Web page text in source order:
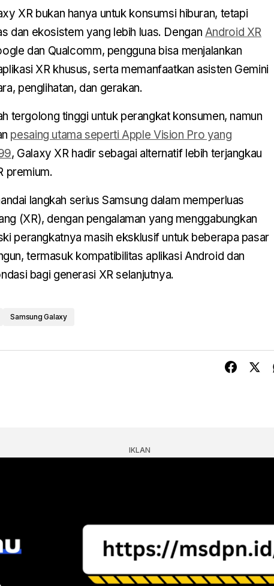
XR bukan hanya untuk konsumsi hiburan, tetapi
dan ekosistem yang lebih luas. Dengan Android XR
dan Qualcomm, pengguna bisa menjalankan
XR khusus, serta memanfaatkan asisten Gemini
penglihatan, dan gerakan.
tergolong tinggi untuk perangkat konsumen, namun
pesaing utama seperti Apple Vision Pro yang
, Galaxy XR hadir sebagai alternatif lebih terjangkau
premium.
langkah serius Samsung dalam memperluas
(XR), dengan pengalaman yang menggabungkan
perangkatnya masih eksklusif untuk beberapa pasar
termasuk kompatibilitas aplikasi Android dan
bagi generasi XR selanjutnya.
Samsung Galaxy